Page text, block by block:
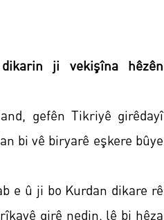
ji vekişîna hêzên
gefên Tikriyê girêdayî
bi vê biryarê eşkere bûye
e û ji bo Kurdan dikare rê